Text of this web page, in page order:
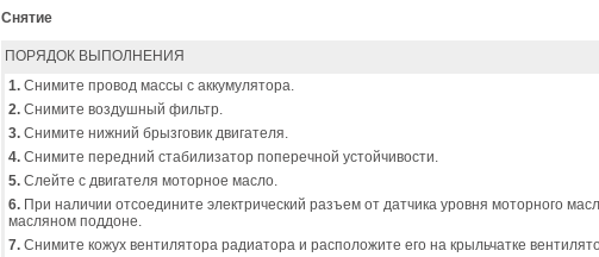
Снятие
ПОРЯДОК ВЫПОЛНЕНИЯ
1. Снимите провод массы с аккумулятора.
2. Снимите воздушный фильтр.
3. Снимите нижний брызговик двигателя.
4. Снимите передний стабилизатор поперечной устойчивости.
5. Слейте с двигателя моторное масло.
6. При наличии отсоедините электрический разъем от датчика уровня моторного
масляном поддоне.
7. Снимите кожух вентилятора радиатора и расположите его на крыльчатке